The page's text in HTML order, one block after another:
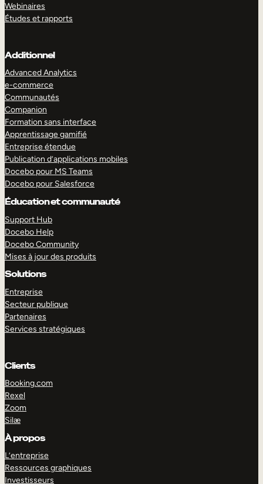
Webinaires
Études et rapports
Additionnel
Advanced Analytics
e-commerce
Communautés
Companion
Formation sans interface
Apprentissage gamifié
Entreprise étendue
Publication d’applications mobiles
Docebo pour MS Teams
Docebo pour Salesforce
Éducation et communauté
Support Hub
Docebo Help
Docebo Community
Mises à jour des produits
Solutions
Entreprise
Secteur publique
Partenaires
Services stratégiques
Clients
Booking.com
Rexel
Zoom
Silæ
À propos
L’entreprise
Ressources graphiques
Investisseurs